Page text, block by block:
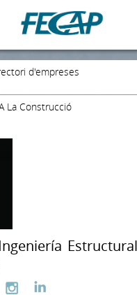
d'empreses
La Construcció